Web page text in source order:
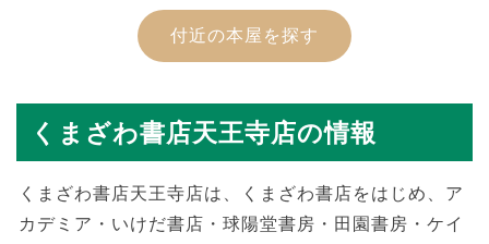
付近の本屋を探す
くまざわ書店天王寺店の情報
くまざわ書店天王寺店は、くまざわ書店をはじめ、ア
カデミア・いけだ書店・球陽堂書房・田園書房・ケイ